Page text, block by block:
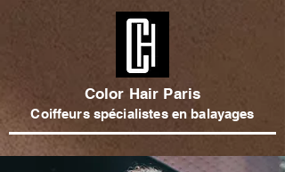
Color Hair Paris
Coiffeurs spécialistes en balayages